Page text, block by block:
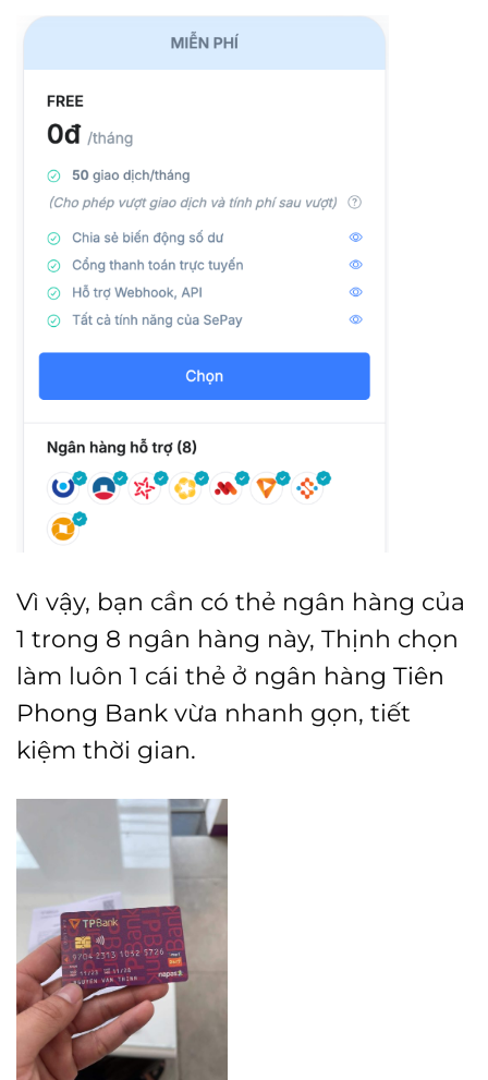
Vì vậy, bạn cần có thẻ ngân hàng của
1 trong 8 ngân hàng này, Thịnh chọn
làm luôn 1 cái thẻ ở ngân hàng Tiên
Phong Bank vừa nhanh gọn, tiết
kiệm thời gian.